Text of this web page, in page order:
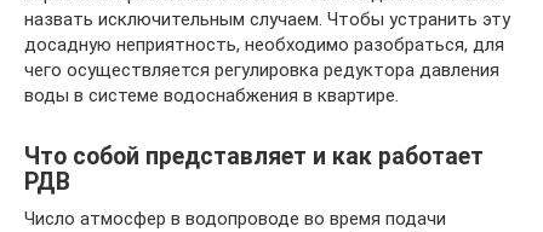
назвать исключительным случаем. Чтобы устранить эту
досадную неприятность, необходимо разобраться, для
чего осуществляется регулировка редуктора давления
воды в системе водоснабжения в квартире.
Что собой представляет и как работает
РДВ
Число атмосфер в водопроводе во время подачи